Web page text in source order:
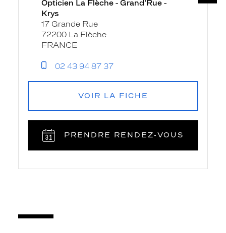
Opticien La Flèche - Grand'Rue -
Krys
17 Grande Rue
72200 La Flèche
FRANCE
02 43 94 87 37
VOIR LA FICHE
PRENDRE RENDEZ‑VOUS